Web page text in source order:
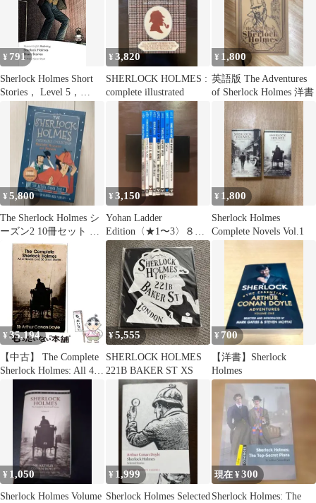
West, Clare
¥ 791
Sherlock Holmes Short
Stories， Level 5，
Pearson English Readers:
Sherlock Holmes Short
Stories (Pearson English
Graded Readers) (P
¥3,820
SHERLOCK HOLMES :
complete illustrated
¥ 1,800
英語版 The Adventures
of Sherlock Holmes 洋書
¥5,800
The Sherlock Holmes シ
ーズン2 10冊セット 英
語小説
¥3,150
Yohan Ladder
Edition〈★1〜3〉８冊
セット
¥ 1,800
Sherlock Holmes
Complete Novels Vol.1
¥ 35,194
【中古】 The Complete
Sherlock Holmes: All 4
Stories / Arthur Conan
Doyle / Bantam Dell
¥5,555
SHERLOCK HOLMES
221B BAKER ST XS
¥ 700
【洋書】Sherlock
Holmes
¥ 1,050
Sherlock Holmes Volume
¥ 1,999
Sherlock Holmes Selected
現在 ¥300
Sherlock Holmes: The